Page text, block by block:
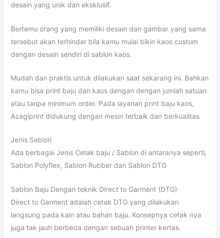
desain yang unik dan eksklusif.
Bertemu orang yang memiliki desain dan gambar yang sama
tersebut akan terhindar bila kamu mulai bikin kaos custom
dengan desain sendiri di sablon kaos.
Mudah dan praktis untuk dilakukan saat sekarang ini. Bahkan
kamu bisa print baju dan kaos dengan dengan jumlah satuan
atau tanpa minimum order. Pada layanan print baju kaos,
Azagiprint didukung dengan mesin terbaik dan berkualitas
Jenis Sablon
Ada berbagai Jenis Cetak baju / Sablon di antaranya seperti,
Sablon Polyflex, Sablon Rubber dan Sablon DTG
Sablon Baju Dengan teknik Direct to Garment (DTG)
Direct to Garment adalah cetak DTG yang dilakukan
langsung pada kain atau bahan baju. Konsepnya cetak nya
juga tak jauh berbeda dengan sebuah printer kertas.